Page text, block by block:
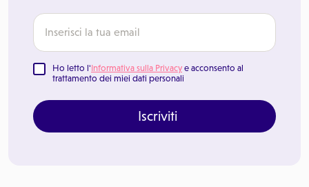
Ho letto l'Informativa sulla Privacy e acconsento al
trattamento dei miei dati personali
Iscriviti